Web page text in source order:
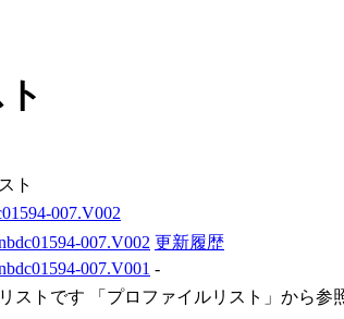
ト
007.V002
007.V002 更新履歴
007.V001 -
ストです 「プロファイルリスト」から参